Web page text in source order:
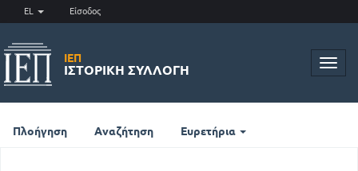
EL Είσοδος
ΙΕΠ
ΙΣΤΟΡΙΚΉ ΣΥΛΛΟΓΉ
Πλοήγηση Αναζήτηση Ευρετήρια